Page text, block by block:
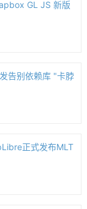
GL JS 新版
告别依赖库 "卡脖
正式发布MLT